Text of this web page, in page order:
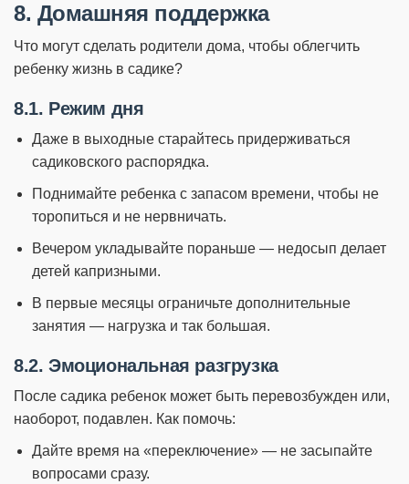
8. Домашняя поддержка
Что могут сделать родители дома, чтобы облегчить
ребенку жизнь в садике?
8.1. Режим дня
Даже в выходные старайтесь придерживаться
садиковского распорядка.
Поднимайте ребенка с запасом времени, чтобы не
торопиться и не нервничать.
Вечером укладывайте пораньше — недосып делает
детей капризными.
В первые месяцы ограничьте дополнительные
занятия — нагрузка и так большая.
8.2. Эмоциональная разгрузка
После садика ребенок может быть перевозбужден или,
наоборот, подавлен. Как помочь:
Дайте время на «переключение» — не засыпайте
вопросами сразу.